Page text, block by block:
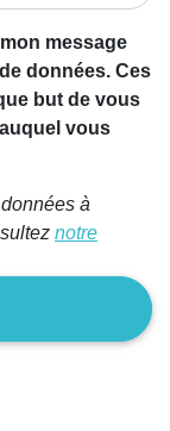
message
données. Ces
but de vous
vous
à
notre